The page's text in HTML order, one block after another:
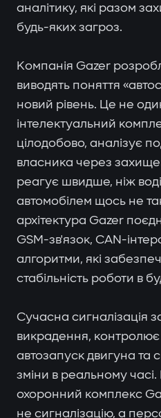
аналітику, які разом
будь-яких загроз.
Компанія Gazer
виводять поняття
новий рівень. Це не
інтелектуальний
цілодобово, аналізує
власника через
реагує швидше, ніж
автомобілем щось не
архітектура Gazer
GSM-зв'язок, CAN-
алгоритми, які
стабільність роботи в
Сучасна сигналізація
викрадення,
автозапуск двигуна та
зміни в реальному
охоронний комплекс
не сигналізацію, а